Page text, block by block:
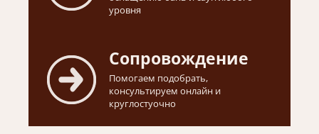
уровня
Сопровождение
Помогаем подобрать,
консультируем онлайн и
круглостуочно